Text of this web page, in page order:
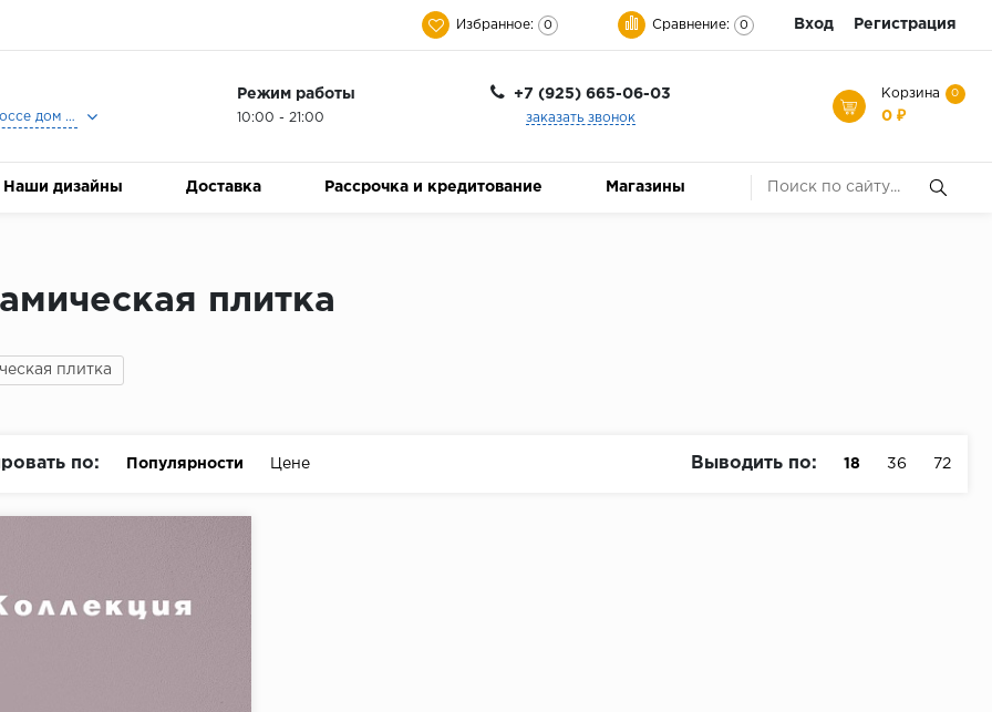
Избранное: 0 Сравнение: 0 Вход Регистрация
Москва, Ленинградское шоссе дом 25, Торговый Центр Family Room, 2-ой этаж, Магазин Керамический Бум.
Режим работы
10:00 - 21:00
+7 (925) 665-06-03
заказать звонок
Корзина 0
0 ₽
Наши дизайны Доставка Рассрочка и кредитование Магазины
плитка
плитка
по: Популярности Цене Выводить по: 18 36 72